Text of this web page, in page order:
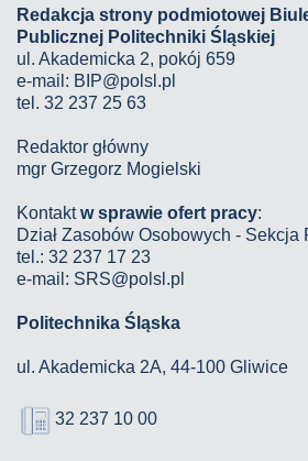
Redakcja strony podmiotowej
Publicznej Politechniki Śląskiej
ul. Akademicka 2, pokój 659
e-mail: BIP@polsl.pl
tel. 32 237 25 63
Redaktor główny
mgr Grzegorz Mogielski
Kontaktw sprawie ofert pracy:
Dział Zasobów Osobowych - Sekcja
tel.: 32 237 17 23
e-mail: SRS@polsl.pl
Politechnika Śląska
ul. Akademicka 2A, 44-100 Gliwice
32 237 10 00